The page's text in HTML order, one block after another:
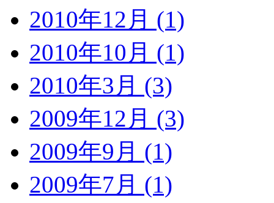
2010年12月 (1)
2010年10月 (1)
2010年3月 (3)
2009年12月 (3)
2009年9月 (1)
2009年7月 (1)